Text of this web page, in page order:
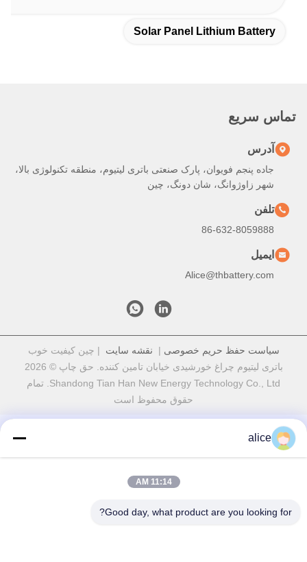
Solar Panel Lithium Battery
تماس سریع
آدرس
جاده پنجم فویوان، پارک صنعتی باتری لیتیوم، منطقه تکنولوژی بالا،
شهر زاوژوانگ، شان دونگ، چین
تلفن
86-632-8059888
ایمیل
Alice@thbattery.com
سیاست حفظ حریم خصوصی | نقشه سایت | چین کیفیت خوب
باتری لیتیوم چراغ خورشیدی خیابان تامین کننده. حق چاپ © 2026
Shandong Tian Han New Energy Technology Co., Ltd. تمام
حقوق محفوظ است
alice
11:14 AM
Good day, what product are you looking for?